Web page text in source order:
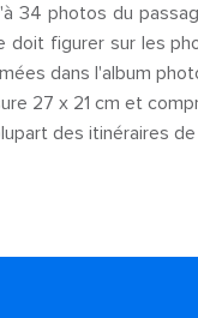
34 photos du
doit figurer sur les
dans l'album
27 x 21 cm et
des itinéraires